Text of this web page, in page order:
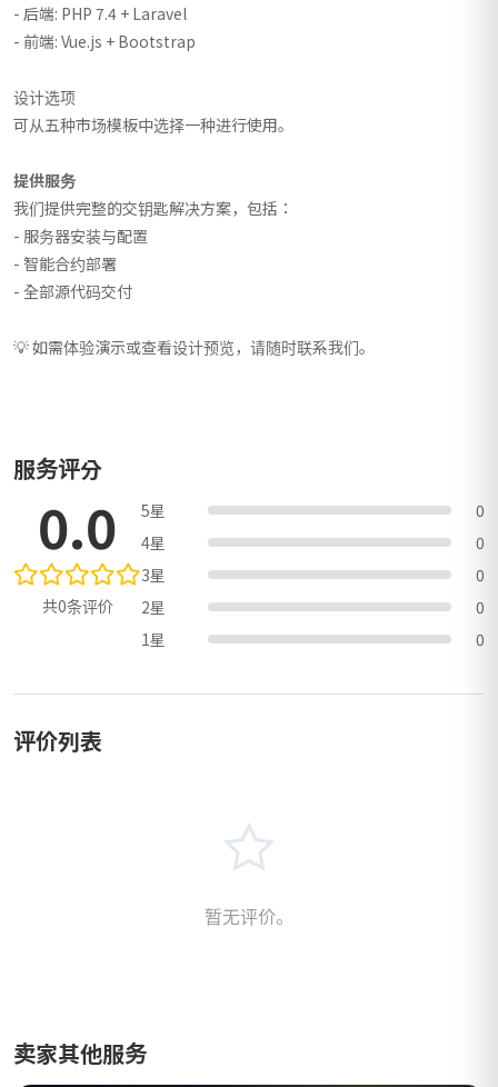
- 后端: PHP 7.4 + Laravel
- 前端: Vue.js + Bootstrap
设计选项
可从五种市场模板中选择一种进行使用。
提供服务
我们提供完整的交钥匙解决方案，包括：
- 服务器安装与配置
- 智能合约部署
- 全部源代码交付
💡 如需体验演示或查看设计预览，请随时联系我们。
服务评分
0.0
共0条评价
5星
0
4星
0
3星
0
2星
0
1星
0
评价列表
暂无评价。
卖家其他服务